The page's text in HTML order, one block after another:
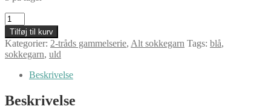
Rauma
2-
tråds
gammelserie,
438
bondeblå
Tilføj til kurv
Kategorier: 2-tråds gammelserie, Alt sokkegarn Tags: blå,
sokkegarn, uld
Beskrivelse
Beskrivelse